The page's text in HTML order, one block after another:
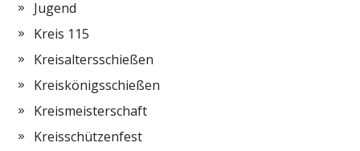
Jugend
Kreis 115
Kreisaltersschießen
Kreiskönigsschießen
Kreismeisterschaft
Kreisschützenfest